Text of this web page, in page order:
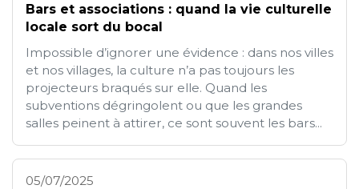
Bars et associations : quand la vie culturelle
locale sort du bocal
Impossible d’ignorer une évidence : dans nos villes
et nos villages, la culture n’a pas toujours les
projecteurs braqués sur elle. Quand les
subventions dégringolent ou que les grandes
salles peinent à attirer, ce sont souvent les bars...
05/07/2025